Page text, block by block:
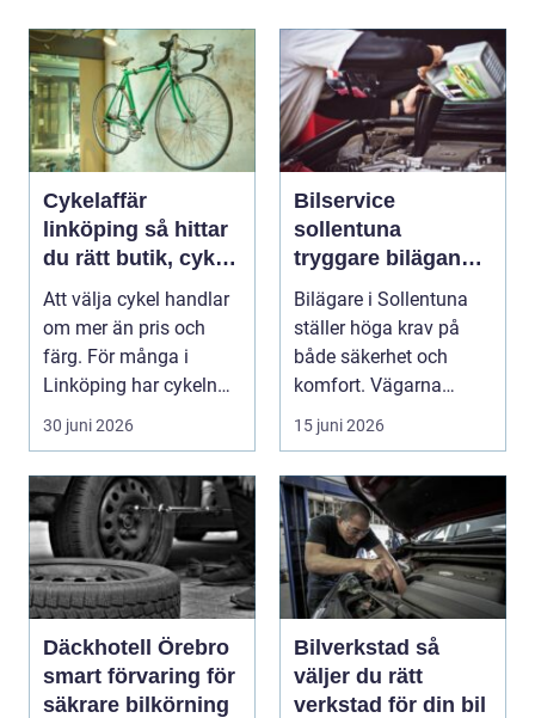
Cykelaffär
linköping så hittar
du rätt butik, cykel
och service
Att välja cykel handlar
om mer än pris och
färg. För många i
Linköping har cykeln
blivit en viktig d...
30 juni 2026
Bilservice
sollentuna
tryggare bilägande
året runt
Bilägare i Sollentuna
ställer höga krav på
både säkerhet och
komfort. Vägarna
växlar mellan
motorväg...
15 juni 2026
Däckhotell Örebro
smart förvaring för
säkrare bilkörning
Bilverkstad så
väljer du rätt
verkstad för din bil